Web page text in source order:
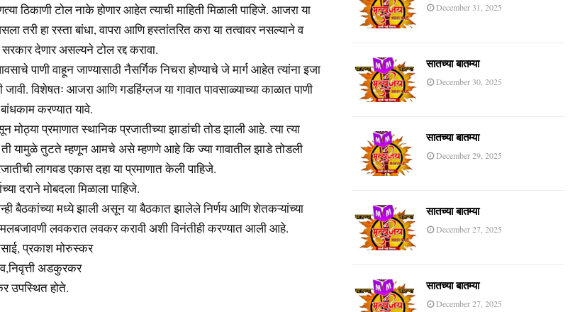
ठिकाणी टोल नाके होणार आहेत त्याची माहिती मिळाली पाहिजे. आजरा या
तरी हा रस्ता बांधा, वापरा आणि हस्तांतरित करा या तत्वावर नसल्याने व
सरकार देणार असल्यने टोल रद्द करावा.
पाणी वाहून जाण्यासाठी नैसर्गिक निचरा होण्याचे जे मार्ग आहेत त्यांना इजा
जावी. विशेषतः आजरा आणि गडहिंग्लज या गावात पावसाळ्याच्या काळात पाणी
करण्यात यावे.
प्रमाणात स्थानिक प्रजातीच्या झाडांची तोड झाली आहे. त्या त्या
ती यामुळे तुटते म्हणून आमचे असे म्हणणे आहे कि ज्या गावातील झाडे तोडली
लागवड एकास दहा या प्रमाणात केली पाहिजे.
दराने मोबदला मिळाला पाहिजे.
बैठकांच्या मध्ये झाली असून या बैठकात झालेले निर्णय आणि शेतकऱ्यांच्या
लवकरात लवकर करावी अशी विनंतीही करण्यात आली आहे.
प्रकाश मोरुस्कर
अडकुरकर
उपस्थित होते.
December 31, 2025
सातच्या बातम्या
December 30, 2025
सातच्या बातम्या
December 29, 2025
सातच्या बातम्या
December 27, 2025
सातच्या बातम्या
December 27, 2025